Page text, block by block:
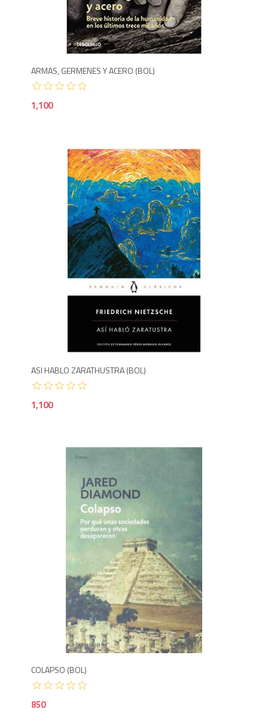
ARMAS, GERMENES Y ACERO (BOL)
1,100
ASI HABLO ZARATHUSTRA (BOL)
1,100
COLAPSO (BOL)
850